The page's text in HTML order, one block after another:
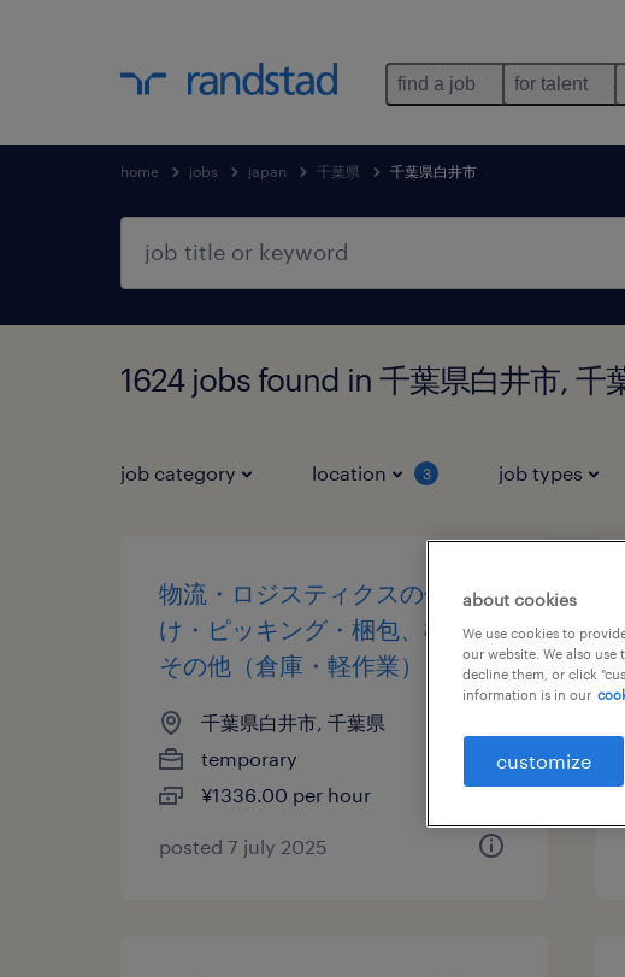
find a job for talent
home jobs japan 千葉県 千葉県白井市
1624 jobs found in 千葉県白井市, 千
job category location 3 job types
物流・ロジスティクスの仕分
け・ピッキング・梱包、検品、
その他（倉庫・軽作業）
千葉県白井市, 千葉県
temporary
¥1336.00 per hour
posted 7 july 2025
about cookies
We use cookies to
our website. We also
decline them, or click
information is in our
customize